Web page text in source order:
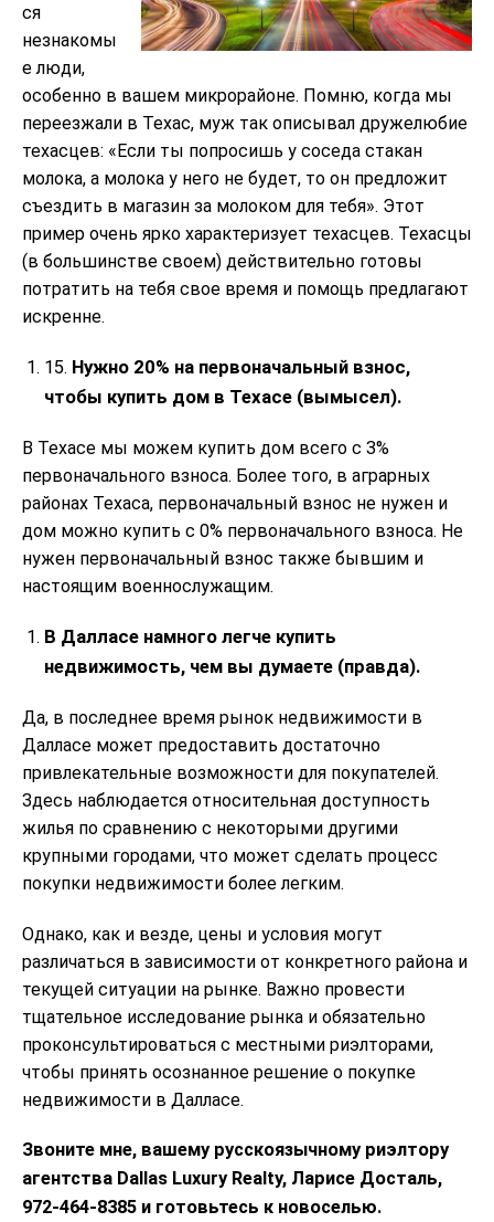
ся
незнакомы
е люди,
особенно в вашем микрорайоне. Помню, когда мы
переезжали в Техас, муж так описывал дружелюбие
техасцев: «Если ты попросишь у соседа стакан
молока, а молока у него не будет, то он предложит
съездить в магазин за молоком для тебя». Этот
пример очень ярко характеризует техасцев. Техасцы
(в большинстве своем) действительно готовы
потратить на тебя свое время и помощь предлагают
искренне.
15. Нужно 20% на первоначальный взнос,
чтобы купить дом в Техасе (вымысел).
В Техасе мы можем купить дом всего с 3%
первоначального взноса. Более того, в аграрных
районах Техаса, первоначальный взнос не нужен и
дом можно купить с 0% первоначального взноса. Не
нужен первоначальный взнос также бывшим и
настоящим военнослужащим.
В Далласе намного легче купить
недвижимость, чем вы думаете (правда).
Да, в последнее время рынок недвижимости в
Далласе может предоставить достаточно
привлекательные возможности для покупателей.
Здесь наблюдается относительная доступность
жилья по сравнению с некоторыми другими
крупными городами, что может сделать процесс
покупки недвижимости более легким.
Однако, как и везде, цены и условия могут
различаться в зависимости от конкретного района и
текущей ситуации на рынке. Важно провести
тщательное исследование рынка и обязательно
проконсультироваться с местными риэлторами,
чтобы принять осознанное решение о покупке
недвижимости в Далласе.
Звоните мне, вашему русскоязычному риэлтору
агентства Dallas Luxury Realty, Ларисе Досталь,
972-464-8385 и готовьтесь к новоселью.